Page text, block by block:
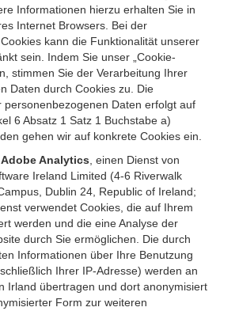
Informationen hierzu erhalten Sie in
Internet Browsers. Bei der
kann die Funktionalität unserer
sein. Indem Sie unser „Cookie-
stimmen Sie der Verarbeitung Ihrer
Daten durch Cookies zu. Die
personenbezogenen Daten erfolgt auf
6 Absatz 1 Satz 1 Buchstabe a)
gehen wir auf konkrete Cookies ein.
Adobe Analytics , einen Dienst von
Ireland Limited (4-6 Riverwalk
Dublin 24, Republic of Ireland;
verwendet Cookies, die auf Ihrem
werden und die eine Analyse der
durch Sie ermöglichen. Die durch
Informationen über Ihre Benutzung
Ihrer IP-Adresse) werden an
Irland übertragen und dort anonymisiert
Form zur weiteren